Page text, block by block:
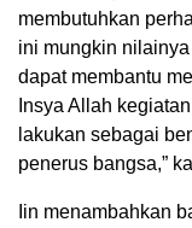
membutuhkan
ini mungkin
dapat membantu
Insya Allah
lakukan sebagai
penerus bangsa,”
Iin menambahkan